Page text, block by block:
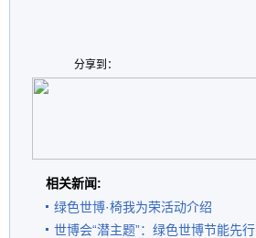
分享到：
相关新闻:
绿色世博·椅我为荣活动介绍
世博会“潜主题”：绿色世博节能先行